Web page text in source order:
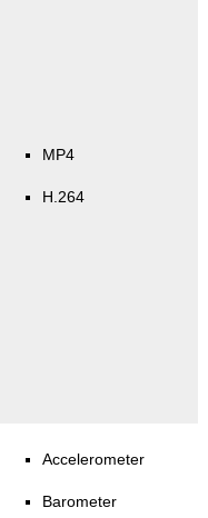
MP4
H.264
Accelerometer
Barometer